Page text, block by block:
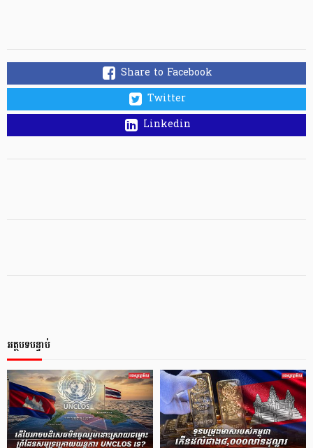
Share to Facebook
Twitter
Linkedin
អត្ថបទបន្ទាប់